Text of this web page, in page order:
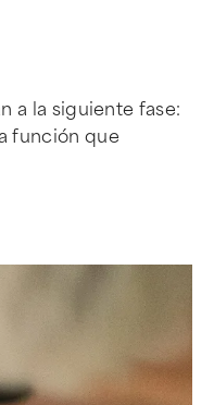
a la siguiente fase:
función que